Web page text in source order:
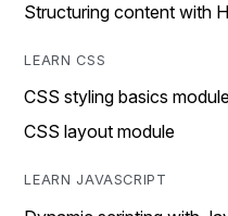
Structuring content with
LEARN CSS
CSS styling basics
CSS layout module
LEARN JAVASCRIPT